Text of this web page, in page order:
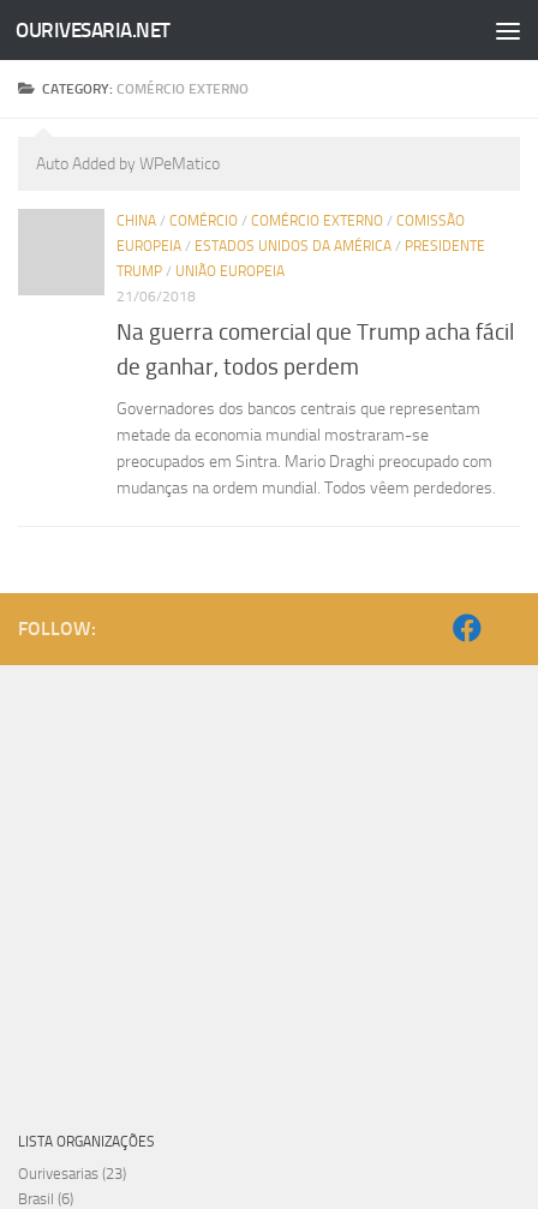
Skip to content
OURIVESARIA.NET
CATEGORY:COMÉRCIO EXTERNO
Auto Added by WPeMatico
CHINA / COMÉRCIO / COMÉRCIO EXTERNO / COMISSÃO
EUROPEIA / ESTADOS UNIDOS DA AMÉRICA / PRESIDENTE
TRUMP / UNIÃO EUROPEIA
21/06/2018
Na guerra comercial que Trump acha fácil
de ganhar, todos perdem
Governadores dos bancos centrais que representam
metade da economia mundial mostraram-se
preocupados em Sintra. Mario Draghi preocupado com
mudanças na ordem mundial. Todos vêem perdedores.
FOLLOW:
LISTA ORGANIZAÇÕES
Ourivesarias (23)
Brasil (6)